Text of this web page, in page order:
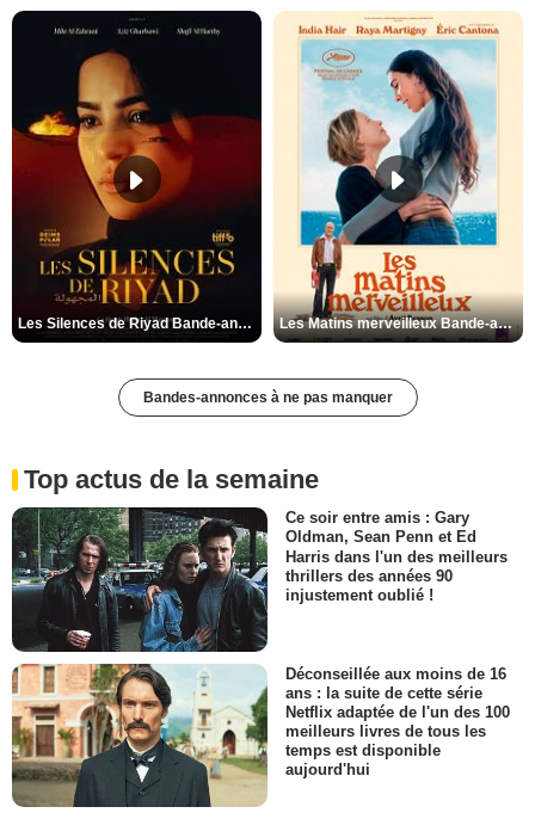
Les Silences de Riyad Bande-annonce VO STFR Les Matins merveilleux Bande-annonce VF
Bandes-annonces à ne pas manquer
Top actus de la semaine
Ce soir entre amis : Gary
Oldman, Sean Penn et Ed
Harris dans l'un des meilleurs
thrillers des années 90
injustement oublié !
Déconseillée aux moins de 16
ans : la suite de cette série
Netflix adaptée de l'un des 100
meilleurs livres de tous les
temps est disponible
aujourd'hui